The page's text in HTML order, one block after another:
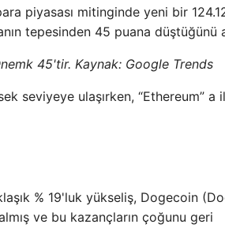
piyasası mitinginde yeni bir
tepesinden 45 puana düştüğünü
45'tir. Kaynak: Google Trends
seviyeye ulaşırken, “Ethereum” a
% 19'luk yükseliş, Dogecoin
ve bu kazançların çoğunu geri